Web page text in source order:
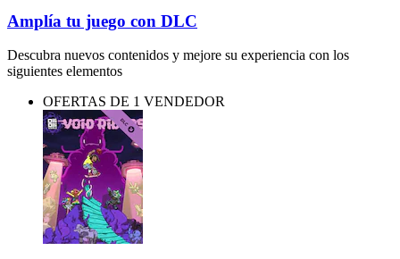
Amplía tu juego con DLC
Descubra nuevos contenidos y mejore su experiencia con los
siguientes elementos
OFERTAS DE 1 VENDEDOR